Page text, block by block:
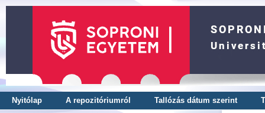
Nyitólap A repozitóriumról Tallózás dátum szerint